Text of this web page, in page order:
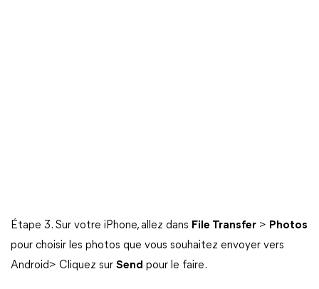
Étape 3. Sur votre iPhone, allez dans File Transfer > Photos
pour choisir les photos que vous souhaitez envoyer vers
Android> Cliquez sur Send pour le faire.